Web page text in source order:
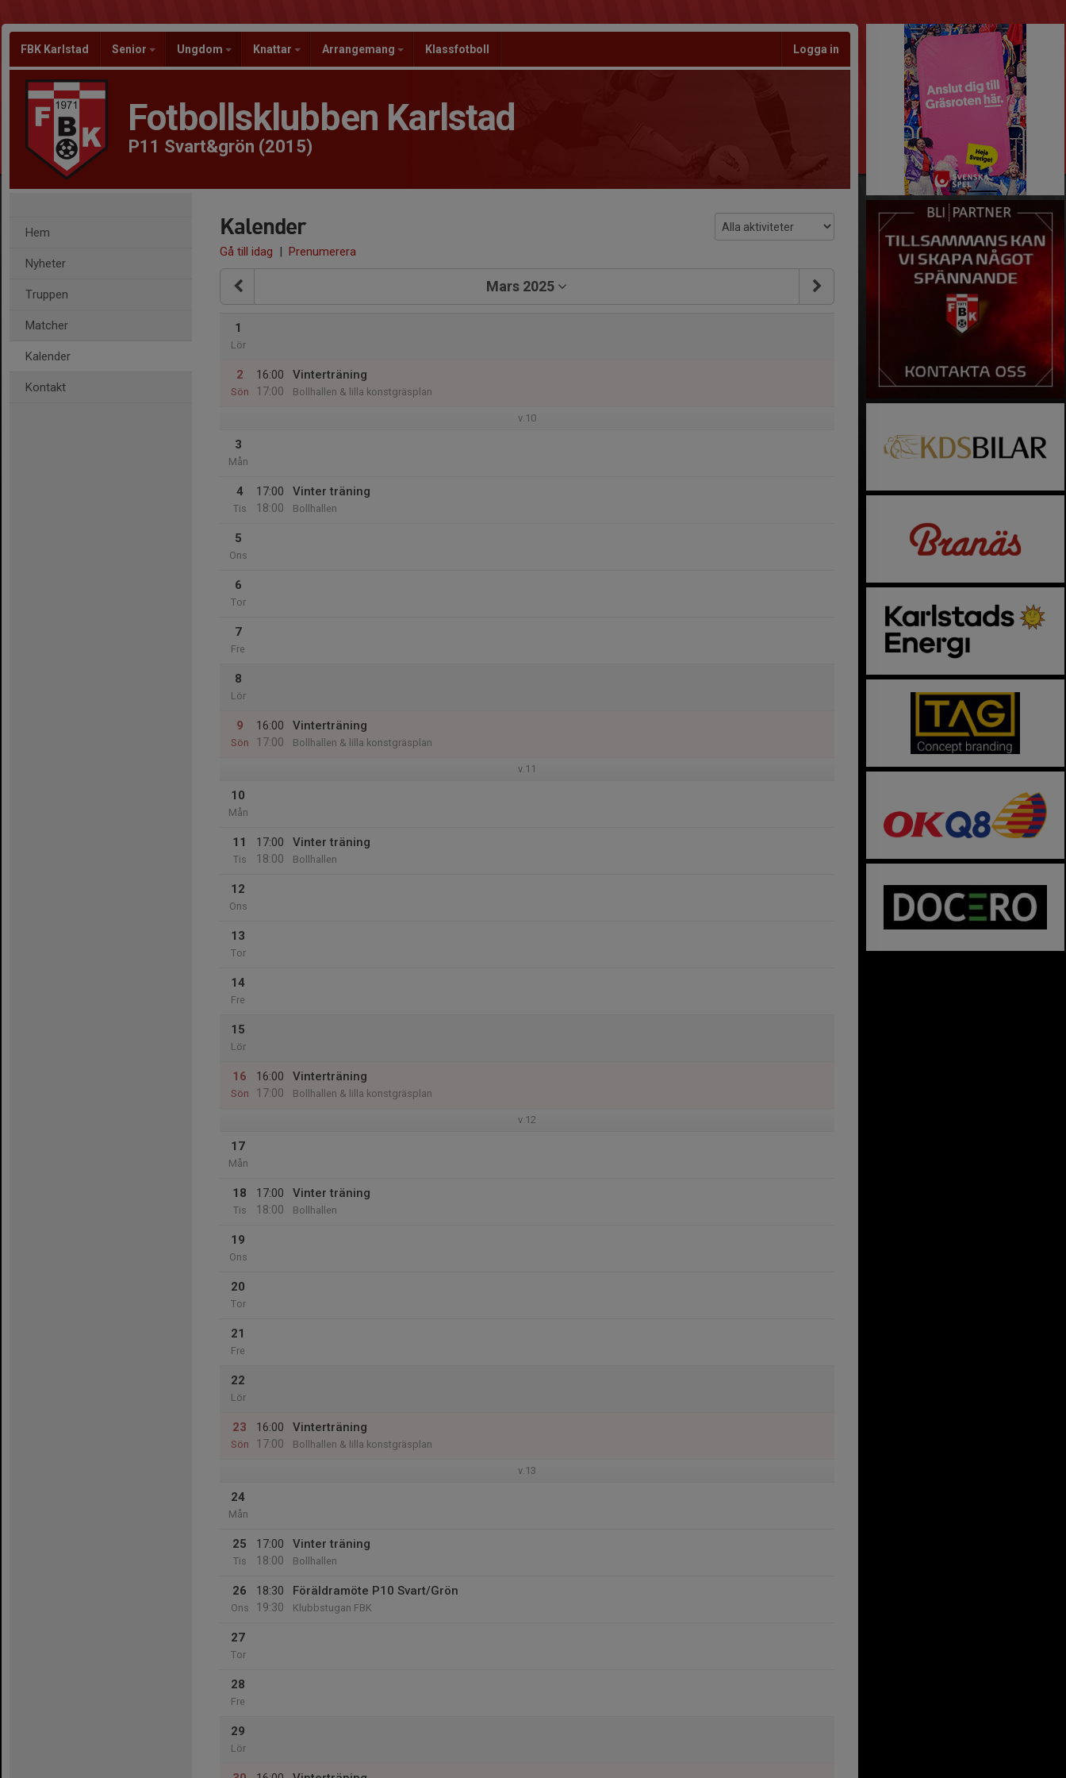
FBK Karlstad Senior Ungdom Knattar Arrangemang Klassfotboll Logga in
Fotbollsklubben Karlstad
P11 Svart&grön (2015)
Hem
Nyheter
Truppen
Matcher
Kalender
Kontakt
Kalender
Gå till idag | Prenumerera
Mars 2025
1
Lör
2
Sön
16:00
17:00
Vinterträning
Bollhallen & lilla konstgräsplan
v.10
3
Mån
4
Tis
17:00
18:00
Vinter träning
Bollhallen
5
Ons
6
Tor
7
Fre
8
Lör
9
Sön
16:00
17:00
Vinterträning
Bollhallen & lilla konstgräsplan
v.11
10
Mån
11
Tis
17:00
18:00
Vinter träning
Bollhallen
12
Ons
13
Tor
14
Fre
15
Lör
16
Sön
16:00
17:00
Vinterträning
Bollhallen & lilla konstgräsplan
v.12
17
Mån
18
Tis
17:00
18:00
Vinter träning
Bollhallen
19
Ons
20
Tor
21
Fre
22
Lör
23
Sön
16:00
17:00
Vinterträning
Bollhallen & lilla konstgräsplan
v.13
24
Mån
25
Tis
17:00
18:00
Vinter träning
Bollhallen
26
Ons
18:30
19:30
Föräldramöte P10 Svart/Grön
Klubbstugan FBK
27
Tor
28
Fre
29
Lör